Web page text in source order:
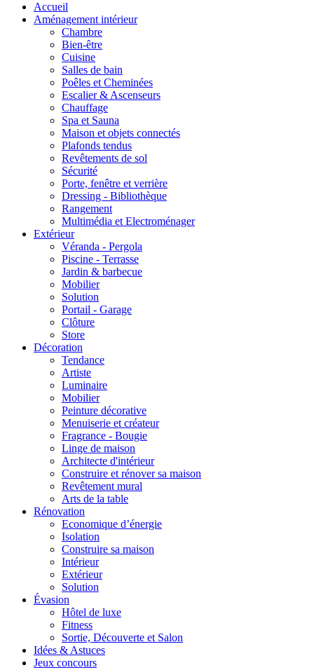
Accueil
Aménagement intérieur
Chambre
Bien-être
Cuisine
Salles de bain
Poêles et Cheminées
Escalier & Ascenseurs
Chauffage
Spa et Sauna
Maison et objets connectés
Plafonds tendus
Revêtements de sol
Sécurité
Porte, fenêtre et verrière
Dressing - Bibliothèque
Rangement
Multimédia et Electroménager
Extérieur
Véranda - Pergola
Piscine - Terrasse
Jardin & barbecue
Mobilier
Solution
Portail - Garage
Clôture
Store
Décoration
Tendance
Artiste
Luminaire
Mobilier
Peinture décorative
Menuiserie et créateur
Fragrance - Bougie
Linge de maison
Architecte d'intérieur
Construire et rénover sa maison
Revêtement mural
Arts de la table
Rénovation
Economique d’énergie
Isolation
Construire sa maison
Intérieur
Extérieur
Solution
Évasion
Hôtel de luxe
Fitness
Sortie, Découverte et Salon
Idées & Astuces
Jeux concours